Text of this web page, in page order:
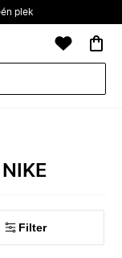
plek
Filter